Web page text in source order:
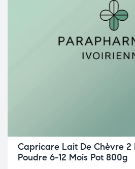
Capricare Lait De Chèvre 2
Poudre 6-12 Mois Pot 800g